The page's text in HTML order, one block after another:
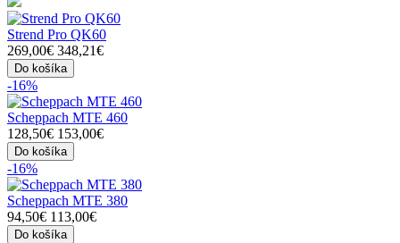
Strend Pro QK60
269,00€ 348,21€
Do košíka
-16%
Scheppach MTE 460
128,50€ 153,00€
Do košíka
-16%
Scheppach MTE 380
94,50€ 113,00€
Do košíka